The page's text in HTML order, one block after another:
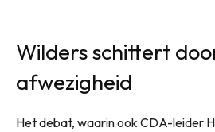
Wilders schittert
afwezigheid
Het debat, waarin ook CDA-leider